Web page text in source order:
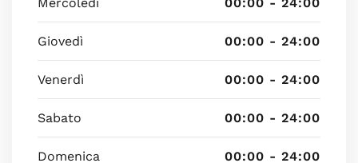
Giovedì 00:00 - 24:00
Venerdì 00:00 - 24:00
Sabato 00:00 - 24:00
Domenica 00:00 - 24:00